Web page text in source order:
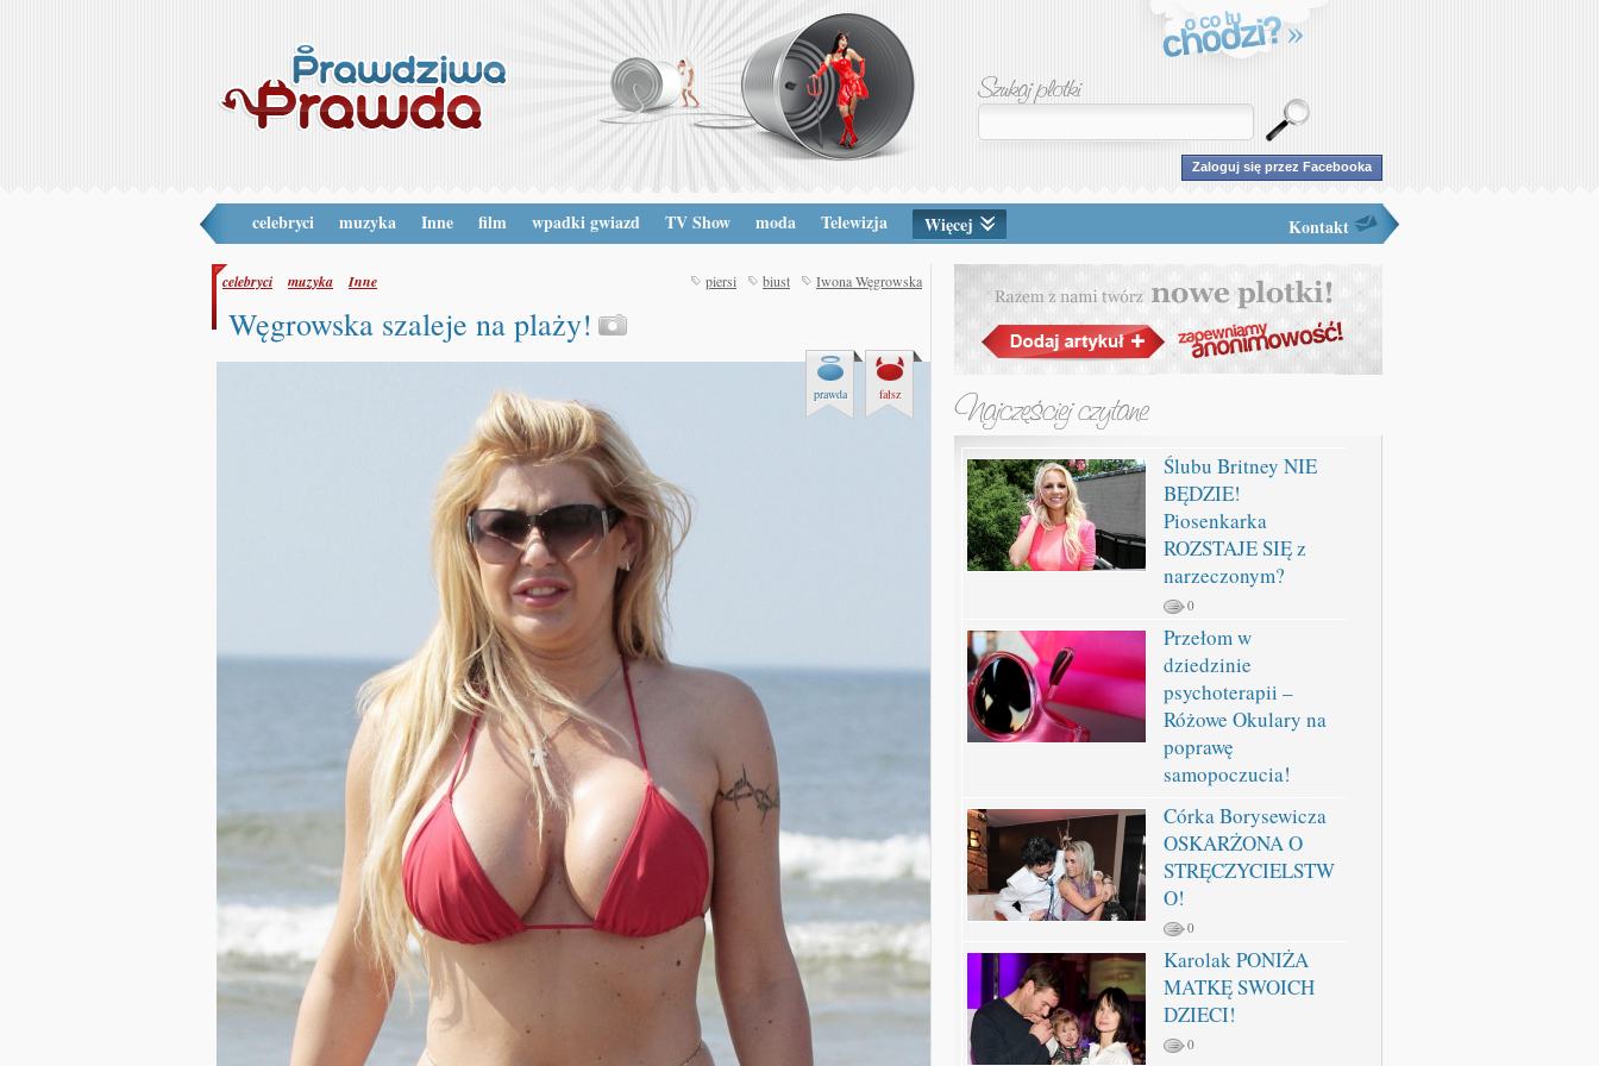
Zaloguj się przez Facebooka
celebryci muzyka Inne film wpadki gwiazd TV Show moda Telewizja Więcej Kontakt
celebryci muzyka Inne piersi biust Iwona Węgrowska
Węgrowska szaleje na plaży!
prawda fałsz
Ślubu Britney NIE
BĘDZIE!
Piosenkarka
ROZSTAJE SIĘ z
narzeczonym?
0
Przełom w
dziedzinie
psychoterapii –
Różowe Okulary na
poprawę
samopoczucia!
Córka Borysewicza
OSKARŻONA O
STRĘCZYCIELSTW
O!
0
Karolak PONIŻA
MATKĘ SWOICH
DZIECI!
0